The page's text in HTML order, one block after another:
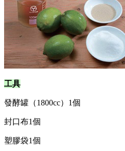
工具
發酵罐（1800cc）1個
封口布1個
塑膠袋1個